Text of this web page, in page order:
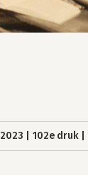
2023 102e druk